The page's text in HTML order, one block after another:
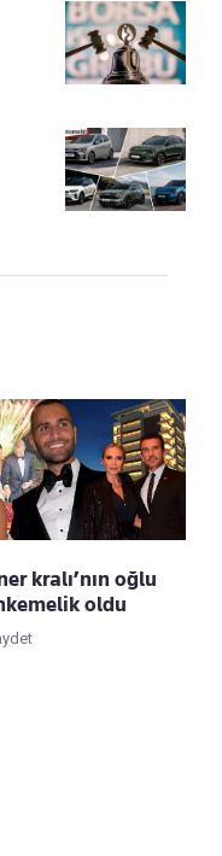
kralı’nın oğlu
oldu